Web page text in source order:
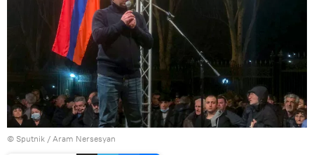
© Sputnik / Aram Nersesyan